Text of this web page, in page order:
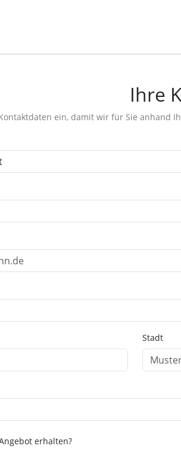
Ihre
ein, damit wir für Sie anhand
Stadt
erhalten?